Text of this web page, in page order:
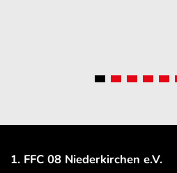
1. FFC 08 Niederkirchen e.V.